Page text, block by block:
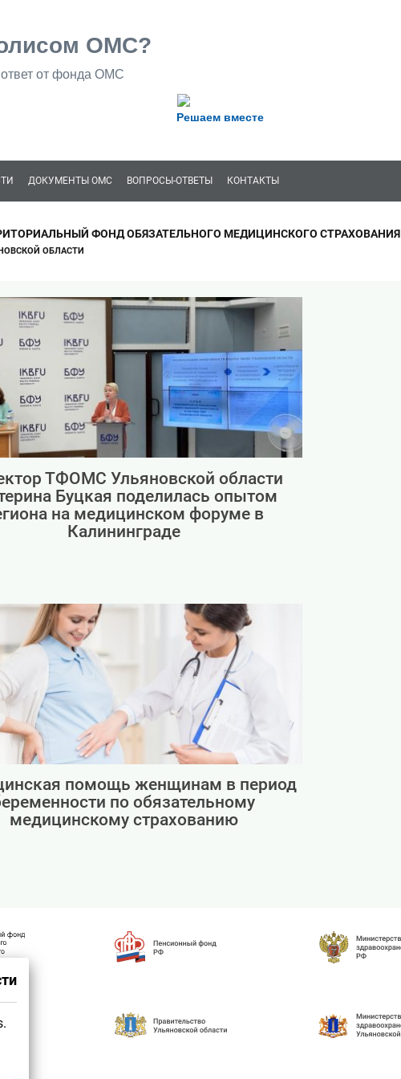
Решаем вместе
ОМС?
от фонда ОМС
ДОКУМЕНТЫ ОМС ВОПРОСЫ-ОТВЕТЫ КОНТАКТЫ
ФОНД ОБЯЗАТЕЛЬНОГО МЕДИЦИНСКОГО СТРАХОВАНИЯ
ОБЛАСТИ
ТФОМС Ульяновской области
Буцкая поделилась опытом
на медицинском форуме в
Калининграде
помощь женщинам в период
по обязательному
медицинскому страхованию